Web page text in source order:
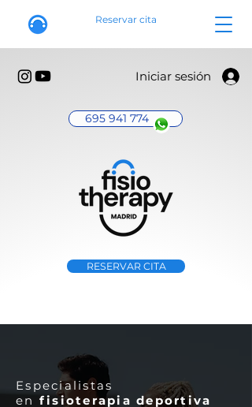
Reservar cita
Iniciar sesión
695 941 774
RESERVAR CITA
Especialistas
en fisioterapia deportiva